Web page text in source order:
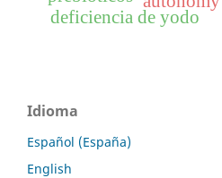
deficiencia de yodo
Idioma
Español (España)
English